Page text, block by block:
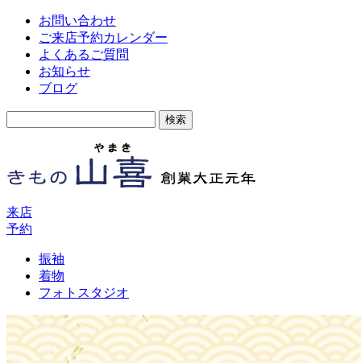
お問い合わせ
ご来店予約カレンダー
よくあるご質問
お知らせ
ブログ
来店
予約
振袖
着物
フォトスタジオ